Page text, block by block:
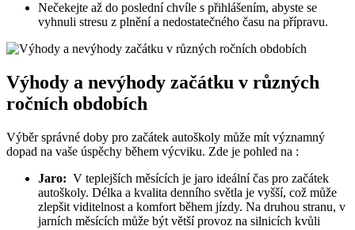
Nečekejte až do poslední​ chvíle s přihlášením, abyste ⁢se
vyhnuli stresu z plnění‌ a nedostatečného‌ času na ​přípravu.
Výhody a nevýhody ⁢začátku⁣ v ⁤různých
ročních obdobích
Výběr správné ‍doby⁣ pro začátek ‍autoškoly může mít ​významný
⁣dopad na vaše ​úspěchy během výcviku. Zde‍ je ⁤pohled na⁢ :
Jaro: ​ V teplejších ‌měsících je jaro⁤ ideální čas pro‍ začátek ​
autoškoly. Délka a ⁤kvalita⁣ denního světla‌ je‍ vyšší, což může
zlepšit ⁣viditelnost ‌a komfort během jízdy. ‍Na⁢ druhou stranu, v
jarních měsících může být větší provoz na silnicích kvůli